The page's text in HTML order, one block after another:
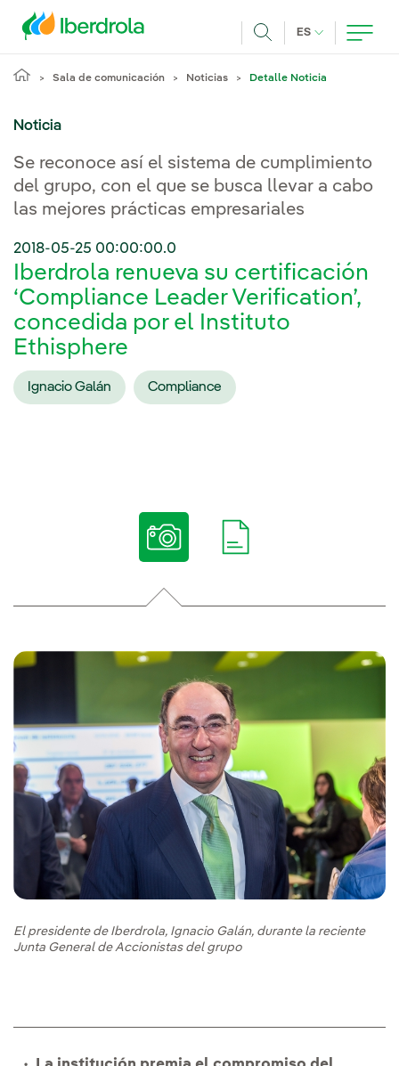
ES IDIOMA
Sala de comunicación Noticias Detalle Noticia
Noticia
Se reconoce así el sistema de cumplimiento
del grupo, con el que se busca llevar a cabo
las mejores prácticas empresariales
2018-05-25 00:00:00.0
Iberdrola renueva su certificación
‘Compliance Leader Verification’,
concedida por el Instituto
Ethisphere
Ignacio Galán Compliance
El presidente de Iberdrola, Ignacio Galán, durante la reciente
Junta General de Accionistas del grupo